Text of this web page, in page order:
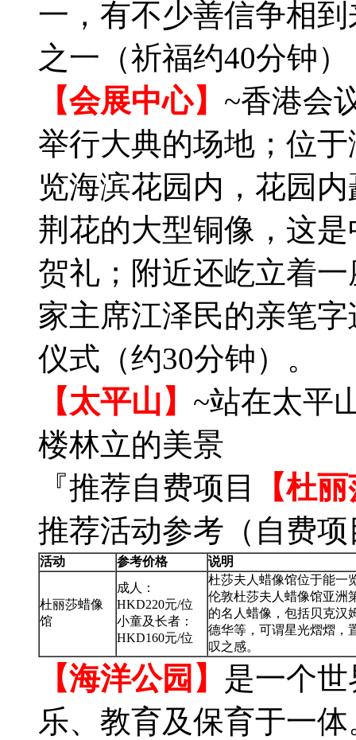
一，有不少善信争相
之一（祈福约40分钟）
【会展中心】 ~香港会
举行大典的场地；位
览海滨花园内，花园
荆花的大型铜像，这
贺礼；附近还屹立着
家主席江泽民的亲笔
仪式（约30分钟）。
【太平山】 ~站在太平
楼林立的美景
『推荐自费项目
【杜
推荐活动参考（自费
活动 参考价格 说明
杜丽莎蜡像
馆
成人：
HKD220元/位
小童及长者：
HKD160元/位
杜莎夫人蜡像馆位于能一
伦敦杜莎夫人蜡像馆亚洲
的名人蜡像，包括贝克汉
德华等，可谓星光熠熠，
叹之感。
【海洋公园】 是一个
乐、教育及保育于一